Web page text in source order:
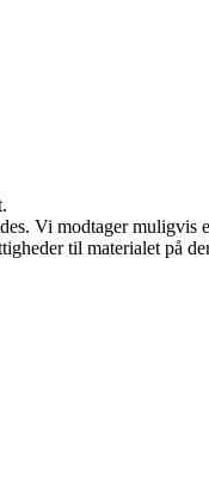
Vi modtager muligvis
til materialet på